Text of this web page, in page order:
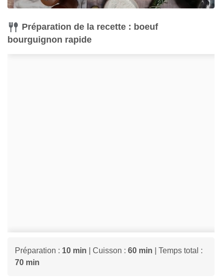
Préparation de la recette : boeuf
bourguignon rapide
Préparation : 10 min | Cuisson : 60 min | Temps total :
70 min